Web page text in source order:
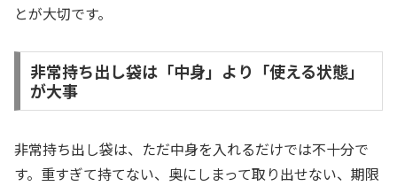
とが大切です。
非常持ち出し袋は「中身」より「使える状態」
が大事
非常持ち出し袋は、ただ中身を入れるだけでは不十分で
す。重すぎて持てない、奥にしまって取り出せない、期限